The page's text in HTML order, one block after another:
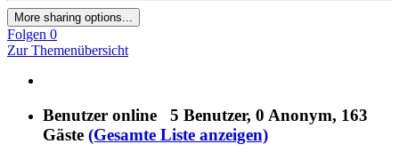
More sharing options...
Folgen 0
Zur Themenübersicht
Benutzer online 5 Benutzer, 0 Anonym, 163
Gäste (Gesamte Liste anzeigen)